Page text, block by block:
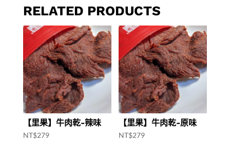
RELATED PRODUCTS
【里果】牛肉乾-辣味
NT$279
【里果】牛肉乾-原味
NT$279